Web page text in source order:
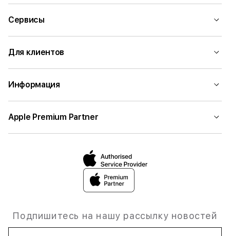
Сервисы
Для клиентов
Информация
Apple Premium Partner
Подпишитесь на нашу рассылку новостей